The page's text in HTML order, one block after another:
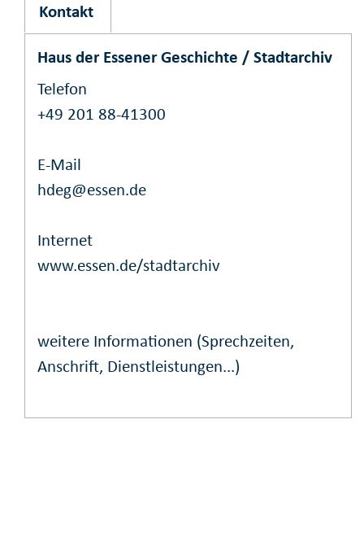
Kontakt
Haus der Essener Geschichte / Stadtarchiv
Telefon
+49 201 88-41300
E-Mail
hdeg@essen.de
Internet
www.essen.de/stadtarchiv
weitere Informationen (Sprechzeiten,
Anschrift, Dienstleistungen...)